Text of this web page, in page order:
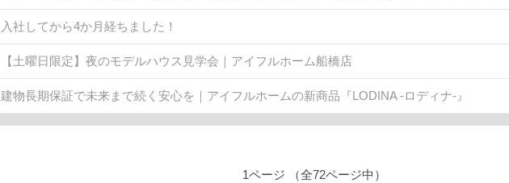
入社してから4か月経ちました！
【土曜日限定】夜のモデルハウス見学会｜アイフルホーム船橋店
建物長期保証で未来まで続く安心を｜アイフルホームの新商品『LODINA -ロディナ-』
1ページ （全72ページ中）